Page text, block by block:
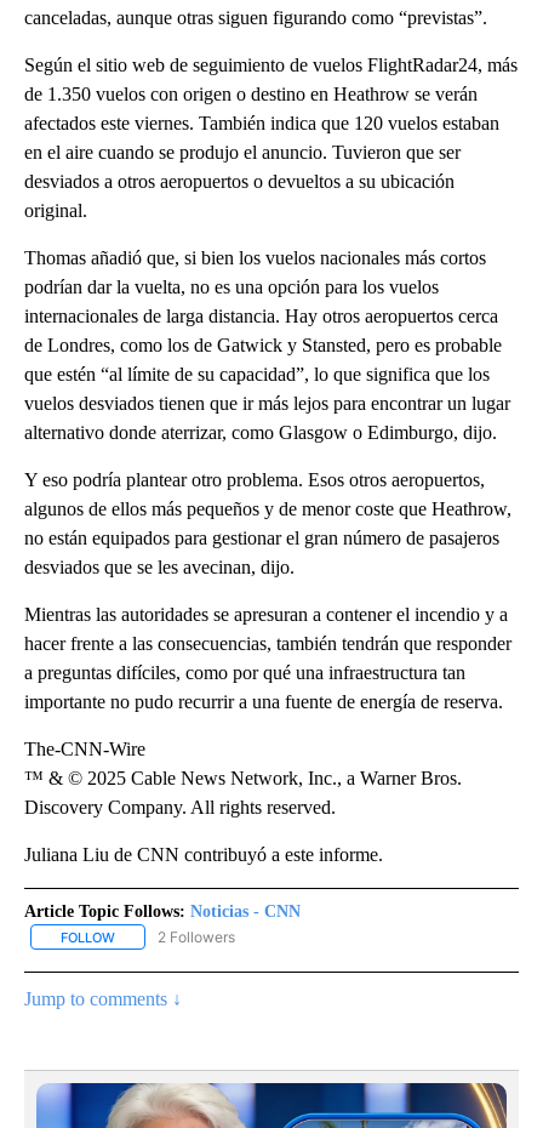
canceladas, aunque otras siguen figurando como “previstas”.
Según el sitio web de seguimiento de vuelos FlightRadar24, más
de 1.350 vuelos con origen o destino en Heathrow se verán
afectados este viernes. También indica que 120 vuelos estaban
en el aire cuando se produjo el anuncio. Tuvieron que ser
desviados a otros aeropuertos o devueltos a su ubicación
original.
Thomas añadió que, si bien los vuelos nacionales más cortos
podrían dar la vuelta, no es una opción para los vuelos
internacionales de larga distancia. Hay otros aeropuertos cerca
de Londres, como los de Gatwick y Stansted, pero es probable
que estén “al límite de su capacidad”, lo que significa que los
vuelos desviados tienen que ir más lejos para encontrar un lugar
alternativo donde aterrizar, como Glasgow o Edimburgo, dijo.
Y eso podría plantear otro problema. Esos otros aeropuertos,
algunos de ellos más pequeños y de menor coste que Heathrow,
no están equipados para gestionar el gran número de pasajeros
desviados que se les avecinan, dijo.
Mientras las autoridades se apresuran a contener el incendio y a
hacer frente a las consecuencias, también tendrán que responder
a preguntas difíciles, como por qué una infraestructura tan
importante no pudo recurrir a una fuente de energía de reserva.
The-CNN-Wire
™ & © 2025 Cable News Network, Inc., a Warner Bros.
Discovery Company. All rights reserved.
Juliana Liu de CNN contribuyó a este informe.
Article Topic Follows: Noticias - CNN
FOLLOW FOLLOW "NOTICIAS - CNN" TO RECEIVE NOTIFICATIONS ABOUT
2 Followers
Jump to comments ↓